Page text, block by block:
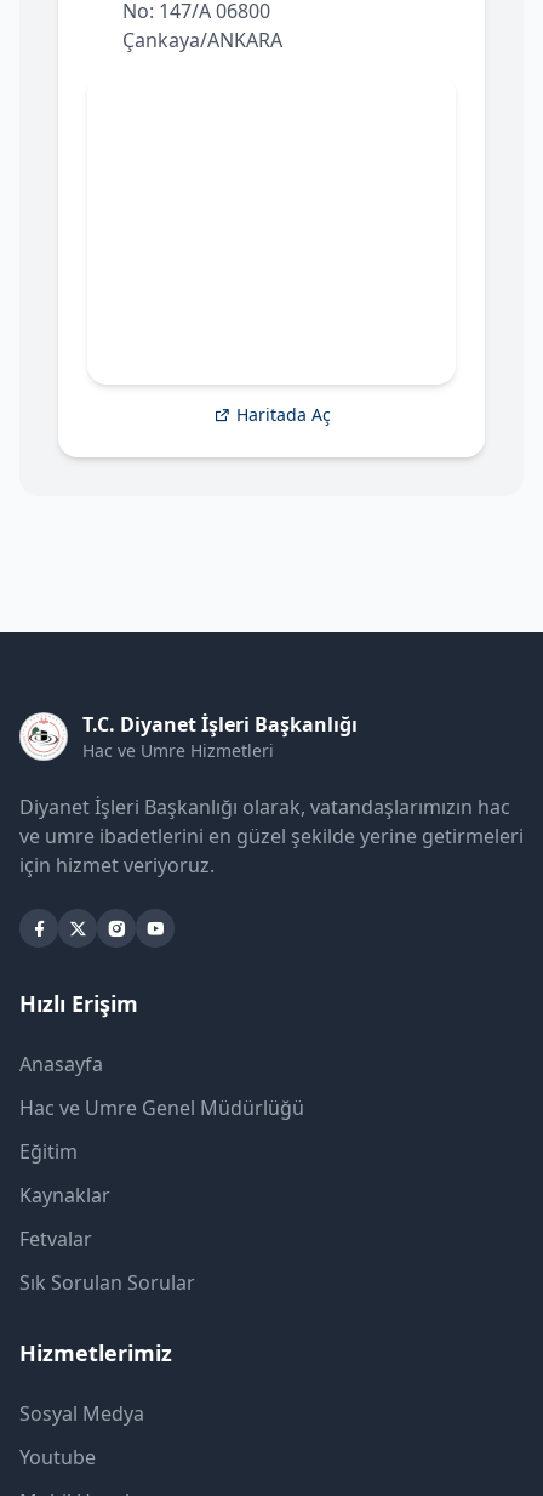
No: 147/A 06800
Çankaya/ANKARA
Haritada Aç
T.C. Diyanet İşleri Başkanlığı
Hac ve Umre Hizmetleri
Diyanet İşleri Başkanlığı olarak, vatandaşlarımızın hac
ve umre ibadetlerini en güzel şekilde yerine getirmeleri
için hizmet veriyoruz.
Hızlı Erişim
Anasayfa
Hac ve Umre Genel Müdürlüğü
Eğitim
Kaynaklar
Fetvalar
Sık Sorulan Sorular
Hizmetlerimiz
Sosyal Medya
Youtube